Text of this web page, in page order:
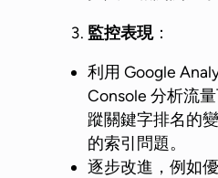
監控表現：
利用 Google
Console 分析流
蹤關鍵字排名的
的索引問題。
逐步改進，例如